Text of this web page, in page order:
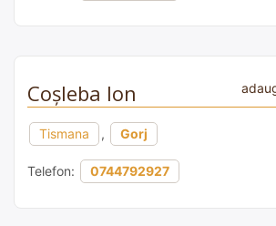
Coșleba Ion
Tismana , Gorj
Telefon: 0744792927